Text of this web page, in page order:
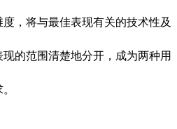
，将与最佳表现有关的技术性及
的范围清楚地分开，成为两种用